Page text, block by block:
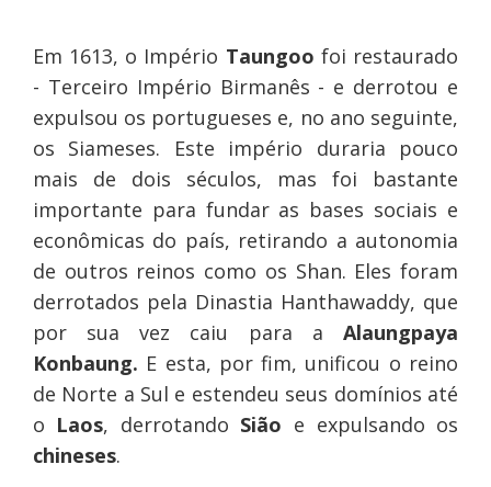
Em 1613, o Império Taungoo foi restaurado
- Terceiro Império Birmanês - e derrotou e
expulsou os portugueses e, no ano seguinte,
os Siameses. Este império duraria pouco
mais de dois séculos, mas foi bastante
importante para fundar as bases sociais e
econômicas do país, retirando a autonomia
de outros reinos como os Shan. Eles foram
derrotados pela Dinastia Hanthawaddy, que
por sua vez caiu para aAlaungpaya
Konbaung. E esta, por fim, unificou o reino
de Norte a Sul e estendeu seus domínios até
o Laos, derrotando Sião e expulsando os
chineses.